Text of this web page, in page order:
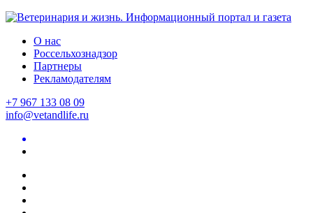
О нас
Россельхознадзор
Партнеры
Рекламодателям
+7 967 133 08 09
info@vetandlife.ru